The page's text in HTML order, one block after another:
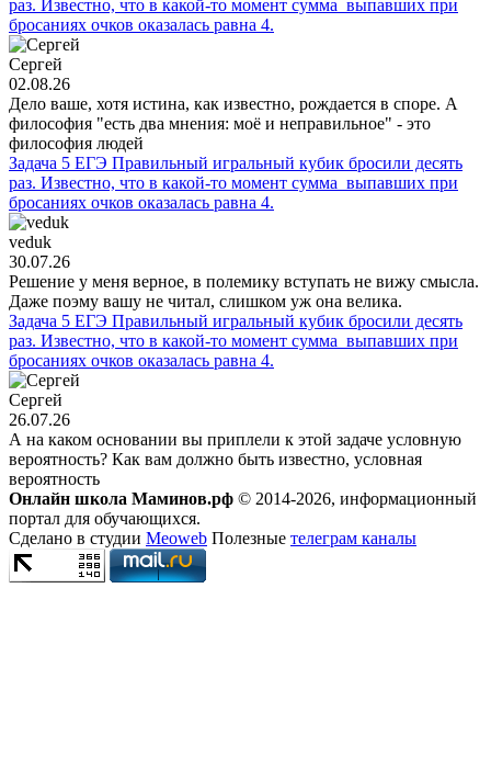
раз. Известно, что в какой-то момент сумма выпавших при
бросаниях очков оказалась равна 4.
Сергей
02.08.26
Дело ваше, хотя истина, как известно, рождается в споре. А
философия "есть два мнения: моё и неправильное" - это
философия людей
Задача 5 ЕГЭ Правильный игральный кубик бросили десять
раз. Известно, что в какой-то момент сумма выпавших при
бросаниях очков оказалась равна 4.
veduk
30.07.26
Решение у меня верное, в полемику вступать не вижу смысла.
Даже поэму вашу не читал, слишком уж она велика.
Задача 5 ЕГЭ Правильный игральный кубик бросили десять
раз. Известно, что в какой-то момент сумма выпавших при
бросаниях очков оказалась равна 4.
Сергей
26.07.26
А на каком основании вы приплели к этой задаче условную
вероятность? Как вам должно быть известно, условная
вероятность
Онлайн школа Маминов.рф © 2014-2026, информационный
портал для обучающихся.
Сделано в студии Meoweb Полезные телеграм каналы